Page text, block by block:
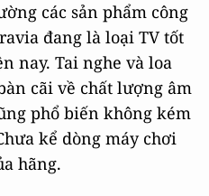
các sản phẩm công
đang là loại TV tốt
nay. Tai nghe và loa
cãi về chất lượng âm
phổ biến không kém
kể dòng máy chơi
hãng.